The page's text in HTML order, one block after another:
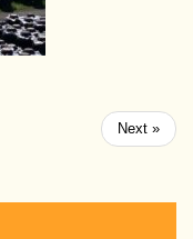
Next »